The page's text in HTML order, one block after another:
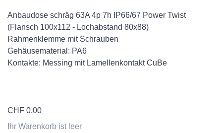
Anbaudose schräg 63A 4p 7h IP66/67 Power Twist
(Flansch 100x112 - Lochabstand 80x88)
Rahmenklemme mit Schrauben
Gehäusematerial: PA6
Kontakte: Messing mit Lamellenkontakt CuBe
CHF 0.00
Ihr Warenkorb ist leer